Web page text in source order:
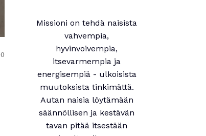
0
Missioni on tehdä naisista
vahvempia,
hyvinvoivempia,
itsevarmempia ja
energisempiä - ulkoisista
muutoksista tinkimättä.
Autan naisia löytämään
säännöllisen ja kestävän
tavan pitää itsestään